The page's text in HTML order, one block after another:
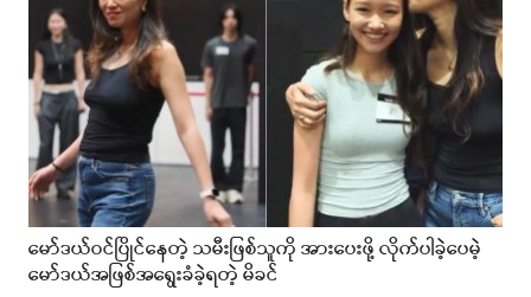
မော်ဒယ်ဝင်ပြိုင်နေတဲ့ သမီးဖြစ်သူကို အားပေးဖို့ လိုက်ပါခဲ့ပေမဲ့
မော်ဒယ်အဖြစ်အရွေးခံခဲ့ရတဲ့ မိခင်